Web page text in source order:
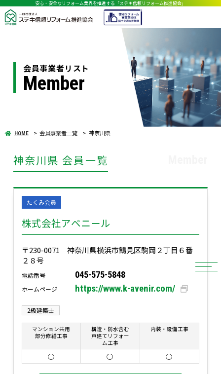
安心・安全なリフォーム業界を推進する「ステキ信頼リフォーム推進協会」
会員事業者リスト
Member
HOME 会員事業者一覧 神奈川県
神奈川県 会員一覧
株式会社アベニール
たくみ会員
〒230-0071 神奈川県横浜市鶴見区駒岡２丁目６番
２８号
電話番号 045-575-5848
ホームページ https://www.k-avenir.com/
2級建築士
マンション共用
部分修繕工事
構造・防水含む
戸建てリフォー
ム工事
内装・設備工事
○ ○ ○